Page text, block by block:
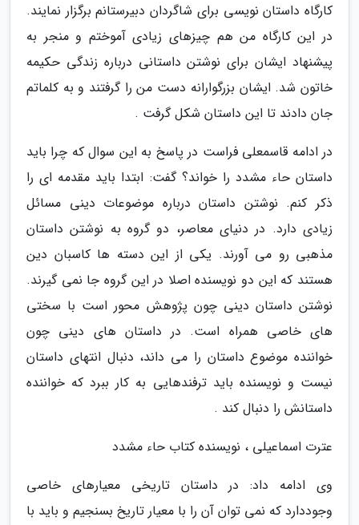
کارگاه داستان نویسی برای شاگردان دبیرستانم برگزار نمایند.
در این کارگاه من هم چیزهای زیادی آموختم و منجر به
پیشنهاد ایشان برای نوشتن داستانی درباره زندگی حکیمه
خاتون شد. ایشان بزرگوارانه دست من را گرفتند و به کلماتم
جان دادند تا این داستان شکل گرفت .
در ادامه قاسمعلی فراست در پاسخ به این سوال که چرا باید
داستان حاء مشدد را خواند؟ گفت: ابتدا باید مقدمه ای را
ذکر کنم. نوشتن داستان درباره موضوعات دینی مسائل
زیادی دارد. در دنیای معاصر، دو گروه به نوشتن داستان
مذهبی رو می آورند. یکی از این دسته ها کاسبان دین
هستند که این دو نویسنده اصلا در این گروه جا نمی گیرند.
نوشتن داستان دینی چون پژوهش محور است با سختی
های خاصی همراه است. در داستان های دینی چون
خواننده موضوع داستان را می داند، دنبال انتهای داستان
نیست و نویسنده باید ترفندهایی به کار ببرد که خواننده
داستانش را دنبال کند .
عترت اسماعیلی ، نویسنده کتاب حاء مشدد
وی ادامه داد: در داستان تاریخی معیارهای خاصی
وجوددارد که نمی توان آن را با معیار تاریخ بسنجیم و باید با